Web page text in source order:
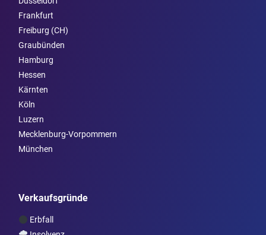
Frankfurt
Freiburg (CH)
Graubünden
Hamburg
Hessen
Kärnten
Köln
Luzern
Mecklenburg-Vorpommern
München
Verkaufsgründe
Erbfall